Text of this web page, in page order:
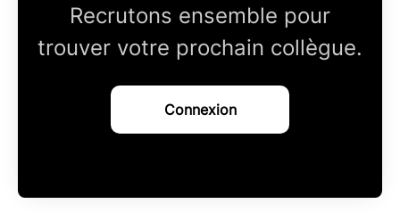
Recrutons ensemble pour
trouver votre prochain collègue.
Connexion